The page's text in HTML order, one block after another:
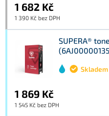
1 682 Kč
1 390 Kč bez DPH
SUPERA®
1 869 Kč
1 545 Kč bez DPH